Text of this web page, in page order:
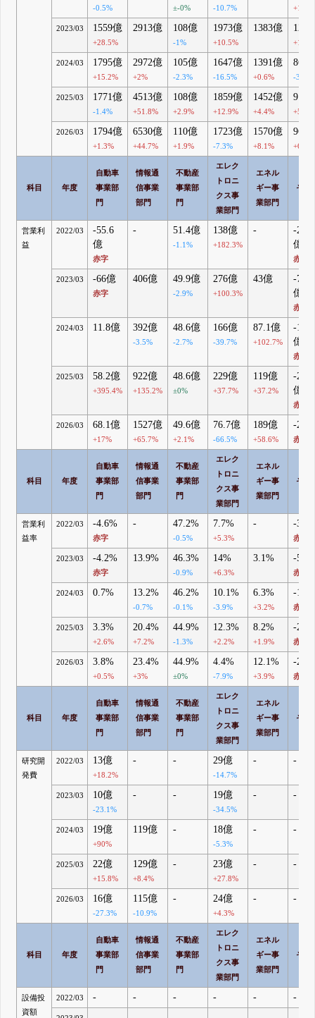
-0.5% ±-0% -10.7%
2023/03 1559億
+28.5%
2913億 108億
-1%
1973億
+10.5%
1383億 129
2024/03 1795億
+15.2%
2972億
+2%
105億
-2.3%
1647億
-16.5%
1391億
+0.6%
86.9
-
2025/03 1771億
-1.4%
4513億
+51.8%
108億
+2.9%
1859億
+12.9%
1452億
+4.4%
91.4
+5.1%
2026/03 1794億
+1.3%
6530億
+44.7%
110億
+1.9%
1723億
-7.3%
1570億
+8.1%
96.9
+6.1%
科目 年度
自動車
事業部
門
情報通
信事業
部門
不動産
事業部
門
エレク
トロニ
クス事
業部門
エネル
ギー事
業部門
その
営業利
益
2022/03
-55.6
億
赤字
- 51.4億
-1.1%
138億
+182.3%
-
-2.22
億
赤字
2023/03 -66億
赤字
406億 49.9億
-2.9%
276億
+100.3%
43億
-7.14
億
赤字
2024/03 11.8億 392億
-3.5%
48.6億
-2.7%
166億
-39.7%
87.1億
+102.7%
-10.7
億
赤字
2025/03 58.2億
+395.4%
922億
+135.2%
48.6億
±0%
229億
+37.7%
119億
+37.2%
-21.7
億
赤字
2026/03 68.1億
+17%
1527億
+65.7%
49.6億
+2.1%
76.7億
-66.5%
189億
+58.6%
-24
赤字
科目 年度
自動車
事業部
門
情報通
信事業
部門
不動産
事業部
門
エレク
トロニ
クス事
業部門
エネル
ギー事
業部門
その
営業利
益率
2022/03 -4.6%
赤字
- 47.2%
-0.5%
7.7%
+5.3%
- -
赤字
2023/03 -4.2%
赤字
13.9% 46.3%
-0.9%
14%
+6.3%
3.1% -
赤字
2024/03 0.7% 13.2%
-0.7%
46.2%
-0.1%
10.1%
-3.9%
6.3%
+3.2%
-
赤字
2025/03 3.3%
+2.6%
20.4%
+7.2%
44.9%
-1.3%
12.3%
+2.2%
8.2%
+1.9%
-
赤字
2026/03 3.8%
+0.5%
23.4%
+3%
44.9%
±0%
4.4%
-7.9%
12.1%
+3.9%
-
赤字
科目 年度
自動車
事業部
門
情報通
信事業
部門
不動産
事業部
門
エレク
トロニ
クス事
業部門
エネル
ギー事
業部門
その
研究開
発費
2022/03 13億
+18.2%
- - 29億
-14.7%
- -
2023/03 10億
-23.1%
- - 19億
-34.5%
- -
2024/03 19億
+90%
119億 - 18億
-5.3%
- -
2025/03 22億
+15.8%
129億
+8.4%
- 23億
+27.8%
- -
2026/03 16億
-27.3%
115億
-10.9%
- 24億
+4.3%
- -
科目 年度
自動車
事業部
門
情報通
信事業
部門
不動産
事業部
門
エレク
トロニ
クス事
業部門
エネル
ギー事
業部門
その
設備投
資額
2022/03 - - - - - -